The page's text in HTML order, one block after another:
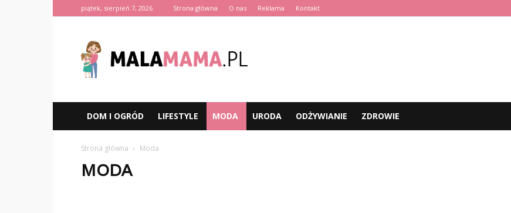
piątek, sierpień 7, 2026 Strona główna O nas Reklama Kontakt
MalaMama.pl
DOM I OGRÓD LIFESTYLE MODA URODA ODŻYWIANIE ZDROWIE
Strona główna Moda
MODA